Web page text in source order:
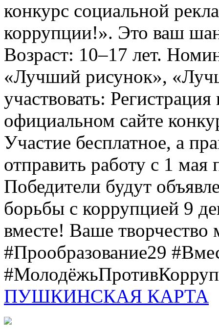
конкурс социальной
коррупции!». Это ваш
Возраст: 10–17 лет.
«Лучший рисунок»,
участвовать:
официальном сайте
Участие бесплатное, а
отправить работу с 1 мая
Победители будут
борьбы с коррупцией 9
вместе! Ваше творчество
#Прообразование29
ПУШКИНСКАЯ КАРТА